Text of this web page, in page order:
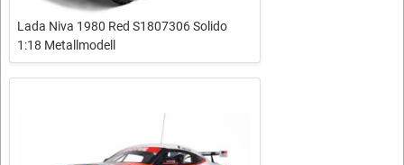
Lada Niva 1980 Red S1807306 Solido
1:18 Metallmodell